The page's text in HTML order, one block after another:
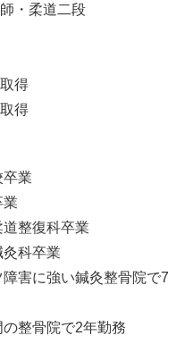
・柔道二段
得
得
業
業
整復科卒業
科卒業
害に強い鍼灸整骨院で7
整骨院で2年勤務